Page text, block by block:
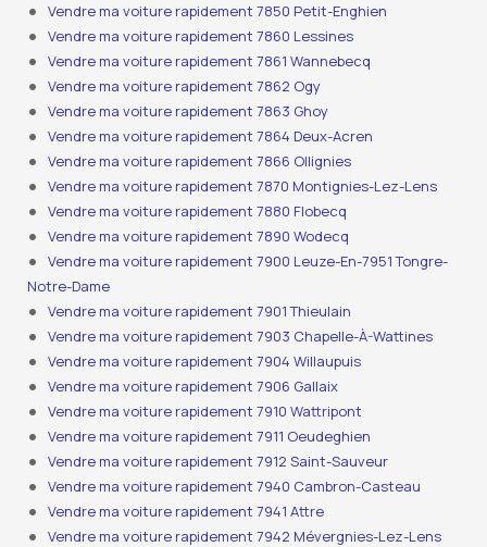
Vendre ma voiture rapidement 7850 Petit-Enghien
Vendre ma voiture rapidement 7860 Lessines
Vendre ma voiture rapidement 7861 Wannebecq
Vendre ma voiture rapidement 7862 Ogy
Vendre ma voiture rapidement 7863 Ghoy
Vendre ma voiture rapidement 7864 Deux-Acren
Vendre ma voiture rapidement 7866 Ollignies
Vendre ma voiture rapidement 7870 Montignies-Lez-Lens
Vendre ma voiture rapidement 7880 Flobecq
Vendre ma voiture rapidement 7890 Wodecq
Vendre ma voiture rapidement 7900 Leuze-En-7951 Tongre-
Notre-Dame
Vendre ma voiture rapidement 7901 Thieulain
Vendre ma voiture rapidement 7903 Chapelle-À-Wattines
Vendre ma voiture rapidement 7904 Willaupuis
Vendre ma voiture rapidement 7906 Gallaix
Vendre ma voiture rapidement 7910 Wattripont
Vendre ma voiture rapidement 7911 Oeudeghien
Vendre ma voiture rapidement 7912 Saint-Sauveur
Vendre ma voiture rapidement 7940 Cambron-Casteau
Vendre ma voiture rapidement 7941 Attre
Vendre ma voiture rapidement 7942 Mévergnies-Lez-Lens